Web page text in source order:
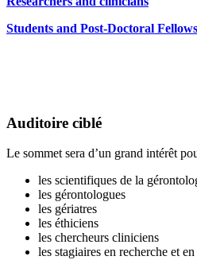
Students and Post-Doctoral Fellows
Auditoire ciblé
Le sommet sera d’un grand intérêt
les scientifiques de la
les gérontologues
les gériatres
les éthiciens
les chercheurs cliniciens
les stagiaires en recherche et